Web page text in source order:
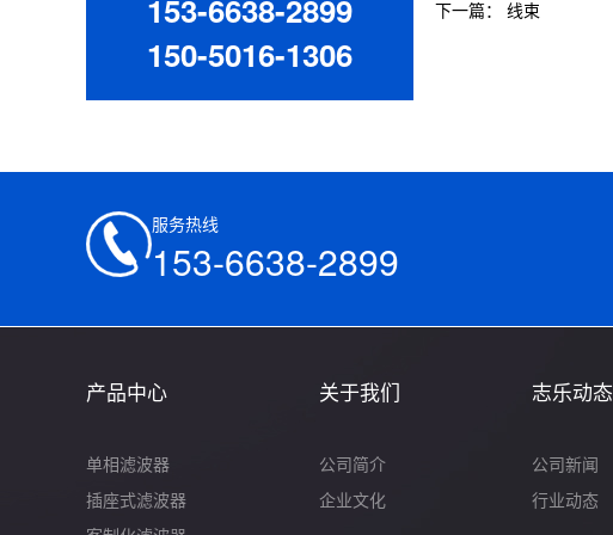
153-6638-2899
150-5016-1306
下一篇：线束
服务热线
153-6638-2899
产品中心
单相滤波器
插座式滤波器
关于我们
公司简介
企业文化
志乐动态
公司新闻
行业动态